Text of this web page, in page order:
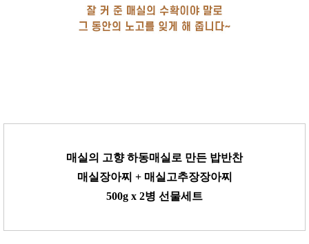
매실의 고향 하동매실로 만든 밥반찬
매실장아찌 + 매실고추장장아찌
500g x 2병 선물세트